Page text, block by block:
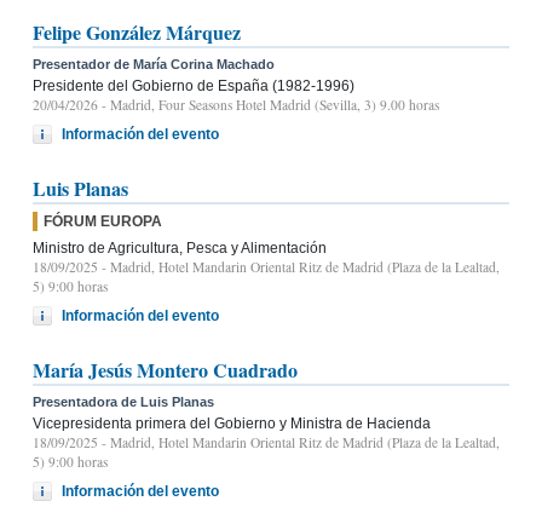
Felipe González Márquez
Presentador de María Corina Machado
Presidente del Gobierno de España (1982-1996)
20/04/2026 - Madrid, Four Seasons Hotel Madrid (Sevilla, 3) 9.00 horas
Información del evento
Luis Planas
FÓRUM EUROPA
Ministro de Agricultura, Pesca y Alimentación
18/09/2025 - Madrid, Hotel Mandarin Oriental Ritz de Madrid (Plaza de la Lealtad,
5) 9:00 horas
Información del evento
María Jesús Montero Cuadrado
Presentadora de Luis Planas
Vicepresidenta primera del Gobierno y Ministra de Hacienda
18/09/2025 - Madrid, Hotel Mandarin Oriental Ritz de Madrid (Plaza de la Lealtad,
5) 9:00 horas
Información del evento